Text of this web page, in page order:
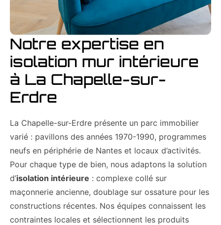
Notre expertise en
isolation mur intérieure
à La Chapelle-sur-
Erdre
La Chapelle-sur-Erdre présente un parc immobilier
varié : pavillons des années 1970-1990, programmes
neufs en périphérie de Nantes et locaux d’activités.
Pour chaque type de bien, nous adaptons la solution
d’isolation intérieure : complexe collé sur
maçonnerie ancienne, doublage sur ossature pour les
constructions récentes. Nos équipes connaissent les
contraintes locales et sélectionnent les produits